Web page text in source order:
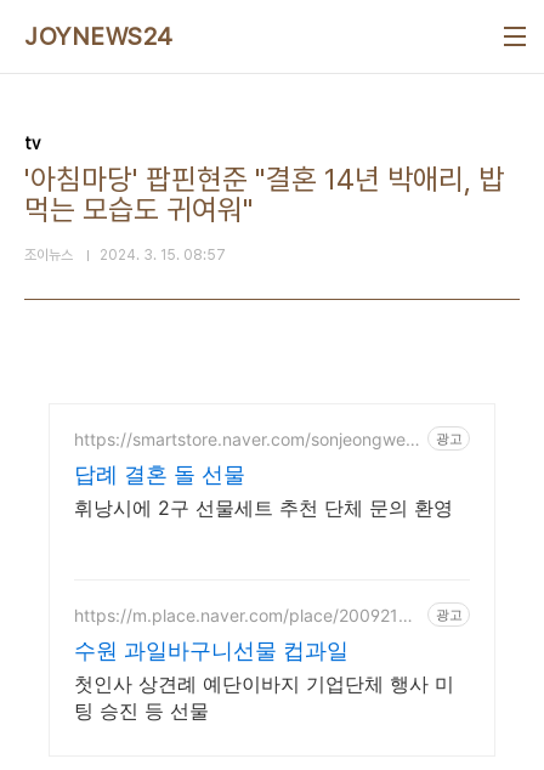
JOYNEWS24
tv
'아침마당' 팝핀현준 "결혼 14년 박애리, 밥
먹는 모습도 귀여워"
조이뉴스 2024. 3. 15. 08:57
https://smartstore.naver.com/sonjeongweo
광고
답례 결혼 돌 선물
휘낭시에 2구 선물세트 추천 단체 문의 환영
https://m.place.naver.com/place/20092137
광고
수원 과일바구니선물 컵과일
첫인사 상견례 예단이바지 기업단체 행사 미
팅 승진 등 선물